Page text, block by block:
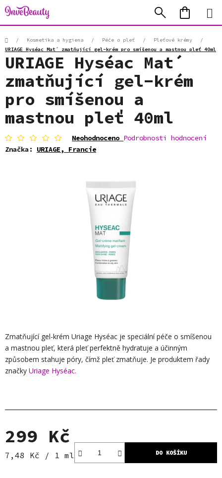
Přejít
na
obsah
Hledat
KOŠÍK
Domů/ Kosmetika a hygiena / Péče o pleť / Pleťové krémy
/
URIAGE Hyséac Mat´ zmatňující gel-krém pro smíšenou a mastnou pleť 40ml
Zmatňující gel-krém Uriage Hyséac je speciální péče o smíšenou
a mastnou pleť, která pleť perfektně hydratuje a účinným
způsobem stahuje póry, čímž pleť zmatňuje. Je produktem řady
značky Uriage Hyséac.
299 Kč
Měrná cena:
7,48 Kč / 1 ml DO KOŠÍKU
URIAGE Hyséac Mat´
zmatňující gel-krém
pro smíšenou a
mastnou pleť 40ml
Průměrné
hodnocení
produktu
hvězdiček.
Neohodnoceno Podrobnosti hodnocení
Značka: URIAGE, Francie